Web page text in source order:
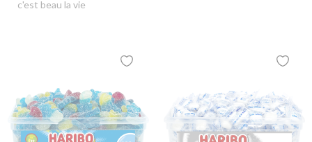
c'est beau la vie